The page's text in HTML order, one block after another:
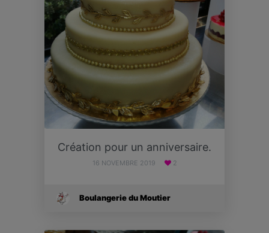
Création pour un anniversaire.
16 NOVEMBRE 2019 2
Boulangerie du Moutier